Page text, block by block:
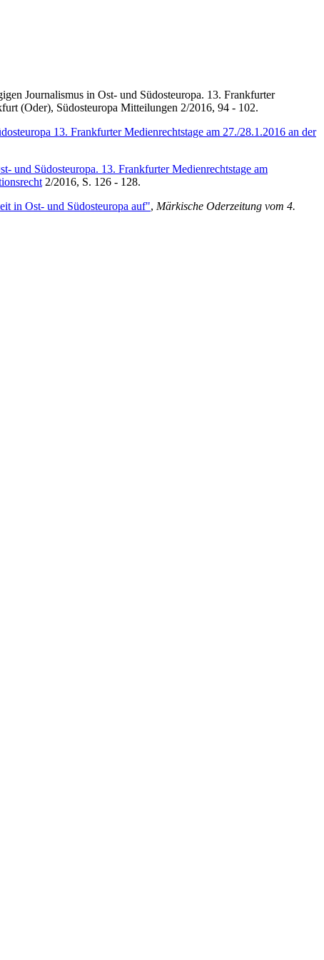
Journalismus in Ost- und Südosteuropa. 13. Frankfurter
(Oder), Südosteuropa Mitteilungen 2/2016, 94 - 102.
13. Frankfurter Medienrechtstage am 27./28.1.2016 an der
und Südosteuropa. 13. Frankfurter Medienrechtstage am
2/2016, S. 126 - 128.
in Ost- und Südosteuropa auf", Märkische Oderzeitung vom 4.